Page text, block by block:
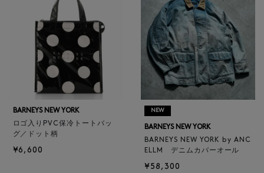
BARNEYS NEW YORK
ロゴ入りPVC保冷トートバッ
グ／ドット柄
¥6,600
NEW
BARNEYS NEW YORK
BARNEYS NEW YORK by ANC
ELLM デニムカバーオール
¥58,300